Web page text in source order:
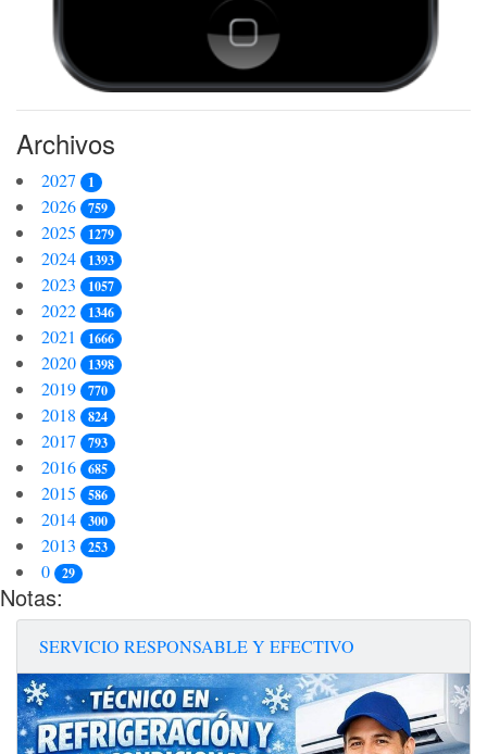
Archivos
2027 1
2026 759
2025 1279
2024 1393
2023 1057
2022 1346
2021 1666
2020 1398
2019 770
2018 824
2017 793
2016 685
2015 586
2014 300
2013 253
0 29
Notas:
SERVICIO RESPONSABLE Y EFECTIVO